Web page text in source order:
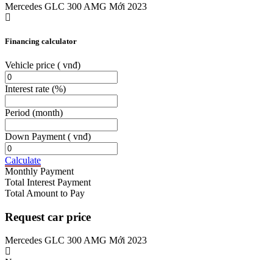
Mercedes GLC 300 AMG Mới 2023
Financing calculator
Vehicle price ( vnđ)
Interest rate (%)
Period (month)
Down Payment ( vnđ)
Calculate
Monthly Payment
Total Interest Payment
Total Amount to Pay
Request car price
Mercedes GLC 300 AMG Mới 2023